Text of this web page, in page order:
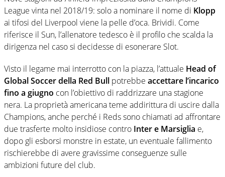
League vinta nel 2018/19: solo a nominare il nome di Klopp
ai tifosi del Liverpool viene la pelle d’oca. Brividi. Come
riferisce il Sun, l’allenatore tedesco è il profilo che scalda la
dirigenza nel caso si decidesse di esonerare Slot.
Visto il legame mai interrotto con la piazza, l’attuale Head of
Global Soccer della Red Bull potrebbe accettare l’incarico
fino a giugno con l’obiettivo di raddrizzare una stagione
nera. La proprietà americana teme addirittura di uscire dalla
Champions, anche perché i Reds sono chiamati ad affrontare
due trasferte molto insidiose contro Inter e Marsiglia e,
dopo gli esborsi monstre in estate, un eventuale fallimento
rischierebbe di avere gravissime conseguenze sulle
ambizioni future del club.